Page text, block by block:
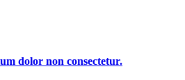
dolor non consectetur.